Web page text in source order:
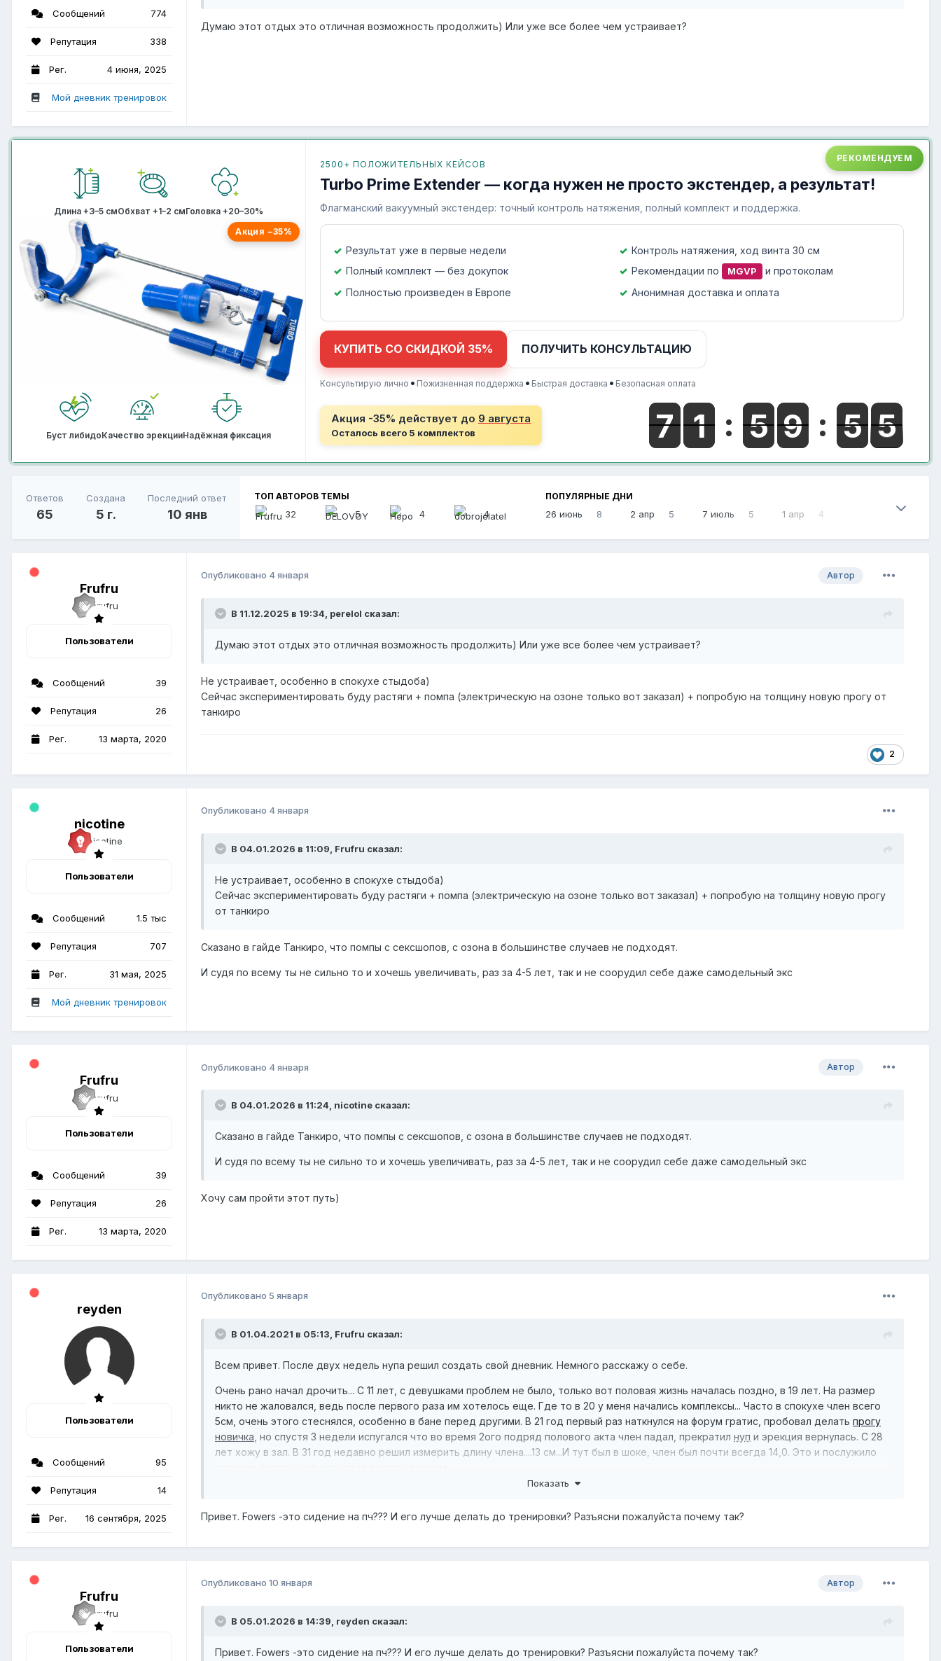
Сообщений 774
Репутация 338
Рег. 4 июня, 2025
Мой дневник тренировок
Думаю этот отдых это отличная возможность продолжить) Или уже все более чем устраивает?
Длина +3–5 смОбхват +1–2 смГоловка +20–30%
Акция −35%
Буст либидоКачество эрекцииНадёжная фиксация
РЕКОМЕНДУЕМ
2500+ ПОЛОЖИТЕЛЬНЫХ КЕЙСОВ
Turbo Prime Extender — когда нужен не просто экстендер, а результат!
Флагманский вакуумный экстендер: точный контроль натяжения, полный комплект и поддержка.
Результат уже в первые недели
Контроль натяжения, ход винта 30 см
Полный комплект — без докупок
Рекомендации по MGVP
и протоколам
Полностью произведен в Европе
Анонимная доставка и оплата
КУПИТЬ СО СКИДКОЙ 35% ПОЛУЧИТЬ КОНСУЛЬТАЦИЮ
Консультирую лично • Пожизненная поддержка • Быстрая доставка • Безопасная оплата
Акция -35% действует до 9 августа
Осталось всего 5 комплектов
Ответов
65
Создана
5 г.
Последний ответ
10 янв
ТОП АВТОРОВ ТЕМЫ
32 5 4 4
ПОПУЛЯРНЫЕ ДНИ
26 июнь 8 2 апр 5 7 июль 5 1 апр 4
Frufru
Пользователи
Сообщений 39
Репутация 26
Рег. 13 марта, 2020
Автор
Опубликовано 4 января
В 11.12.2025 в 19:34, perelol сказал:
Думаю этот отдых это отличная возможность продолжить) Или уже все более чем устраивает?
Не устраивает, особенно в спокухе стыдоба)
Сейчас экспериментировать буду растяги + помпа (электрическую на озоне только вот заказал) + попробую на толщину новую прогу от
танкиро
2
nicotine
Пользователи
Сообщений 1.5 тыс
Репутация 707
Рег. 31 мая, 2025
Мой дневник тренировок
Опубликовано 4 января
В 04.01.2026 в 11:09, Frufru сказал:
Не устраивает, особенно в спокухе стыдоба)
Сейчас экспериментировать буду растяги + помпа (электрическую на озоне только вот заказал) + попробую на толщину новую прогу
от танкиро
Сказано в гайде Танкиро, что помпы с сексшопов, с озона в большинстве случаев не подходят.
И судя по всему ты не сильно то и хочешь увеличивать, раз за 4-5 лет, так и не соорудил себе даже самодельный экс
Frufru
Пользователи
Сообщений 39
Репутация 26
Рег. 13 марта, 2020
Автор
Опубликовано 4 января
В 04.01.2026 в 11:24, nicotine сказал:
Сказано в гайде Танкиро, что помпы с сексшопов, с озона в большинстве случаев не подходят.
И судя по всему ты не сильно то и хочешь увеличивать, раз за 4-5 лет, так и не соорудил себе даже самодельный экс
Хочу сам пройти этот путь)
reyden
Пользователи
Сообщений 95
Репутация 14
Рег. 16 сентября, 2025
Опубликовано 5 января
В 01.04.2021 в 05:13, Frufru сказал:
Всем привет. После двух недель нупа решил создать свой дневник. Немного расскажу о себе.
Очень рано начал дрочить... С 11 лет, с девушками проблем не было, только вот половая жизнь началась поздно, в 19 лет. На размер
никто не жаловался, ведь после первого раза им хотелось еще. Где то в 20 у меня начались комплексы... Часто в спокухе член всего
5см, очень этого стеснялся, особенно в бане перед другими. В 21 год первый раз наткнулся на форум гратис, пробовал делать прогу
новичка , но спустя 3 недели испугался что во время 2ого подряд полового акта член падал, прекратил нуп и эрекция вернулась. С 28
лет хожу в зал. В 31 год недавно решил измерить длину члена....13 см...И тут был в шоке, член был почти всегда 14,0. Это и послужило
Цель 17см в длину и в обхвате 13,5см
Общие данные
Показать
Привет. Fowers -это сидение на пч??? И его лучше делать до тренировки? Разъясни пожалуйста почему так?
Frufru
Пользователи
Автор
Опубликовано 10 января
В 05.01.2026 в 14:39, reyden сказал:
Привет. Fowers -это сидение на пч??? И его лучше делать до тренировки? Разъясни пожалуйста почему так?